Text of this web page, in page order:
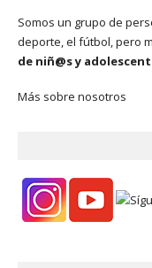
Somos un grupo de
deporte, el fútbol, pero
de niñ@s y
Más sobre nosotros